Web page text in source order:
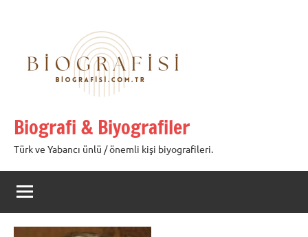
Biografi & Biyografiler
Türk ve Yabancı ünlü / önemli kişi biyografileri.